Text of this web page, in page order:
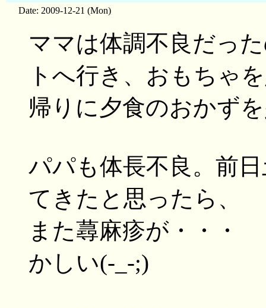
Date: 2009-12-21 (Mon)
ママは体調不良だっ
トへ行き、おもちゃ
帰りに夕食のおかず
パパも体長不良。前
てきたと思ったら、
また蕁麻疹が・・・
かしい(-_-;)